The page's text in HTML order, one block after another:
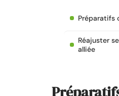
Préparatifs
Réajuster
alliée